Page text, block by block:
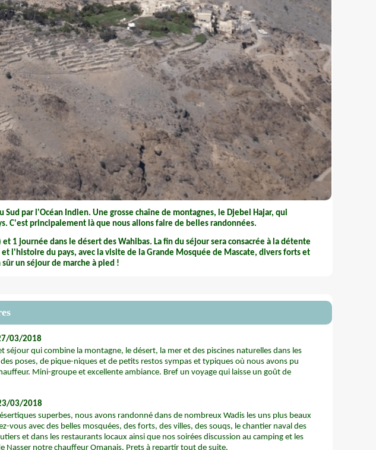
par l'Océan Indien. Une grosse chaîne de montagnes, le Djebel Hajar, qui
C'est principalement là que nous allons faire de belles randonnées.
1 journée dans le désert des Wahibas. La fin du séjour sera consacrée à la détente
l'histoire du pays, avec la visite de la Grande Mosquée de Mascate, divers forts et
un séjour de marche à pied !
03/2018
qui combine la montagne, le désert, la mer et des piscines naturelles dans les
poses, de pique-niques et de petits restos sympas et typiques où nous avons pu
Mini-groupe et excellente ambiance. Bref un voyage qui laisse un goût de
03/2018
superbes, nous avons randonné dans de nombreux Wadis les uns plus beaux
avec des belles mosquées, des forts, des villes, des souqs, le chantier naval des
et dans les restaurants locaux ainsi que nos soirées discussion au camping et les
Nasser notre chauffeur Omanais. Prets à repartir tout de suite.